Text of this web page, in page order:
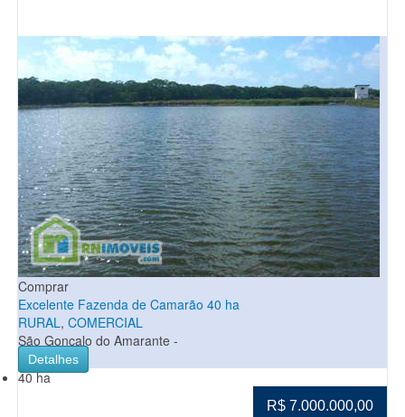
Comprar
Excelente Fazenda de Camarão 40 ha
RURAL, COMERCIAL
São Gonçalo do Amarante -
Detalhes
40 ha
R$ 7.000.000,00